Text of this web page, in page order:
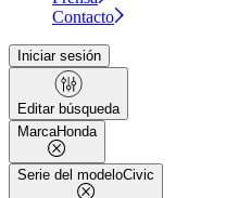
Contacto
Iniciar sesión
Editar búsqueda
MarcaHonda
Serie del modeloCivic